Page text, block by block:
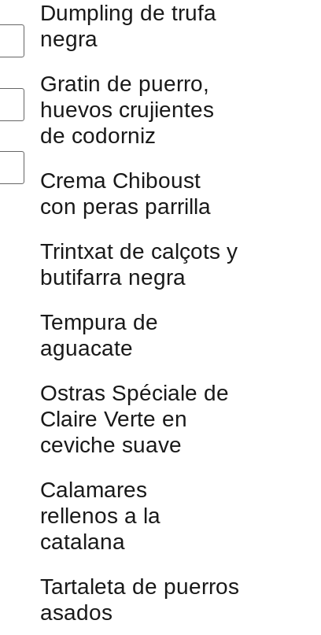
Dumpling de trufa
negra
Gratin de puerro,
huevos crujientes
de codorniz
Crema Chiboust
con peras parrilla
Trintxat de calçots y
butifarra negra
Tempura de
aguacate
Ostras Spéciale de
Claire Verte en
ceviche suave
Calamares
rellenos a la
catalana
Tartaleta de puerros
asados